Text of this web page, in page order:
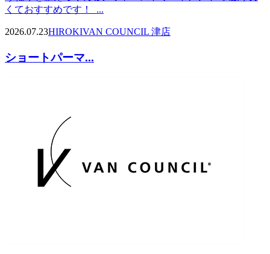
くておすすめです！ ...
2026.07.23HIROKIVAN COUNCIL 津店
ショートパーマ...